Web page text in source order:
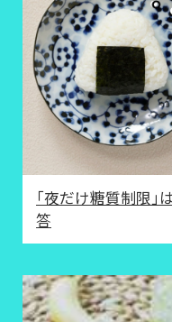
「夜だけ糖質制限
答